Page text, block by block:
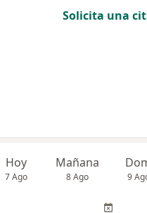
Solicita una
Hoy
7 Ago
Mañana
8 Ago 9